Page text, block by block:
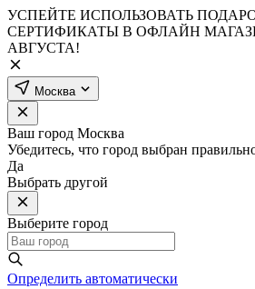
УСПЕЙТЕ ИСПОЛЬЗОВАТЬ
СЕРТИФИКАТЫ В ОФЛАЙН
АВГУСТА!
Москва
Ваш город Москва
Убедитесь, что город выбран
Да
Выбрать другой
Выберите город
Определить автоматически